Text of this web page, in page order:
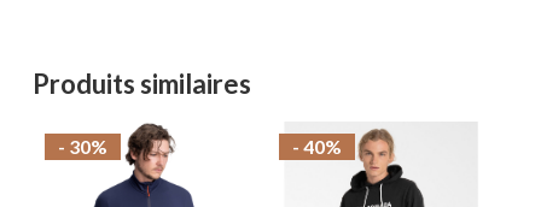
Produits similaires
- 30% - 40%